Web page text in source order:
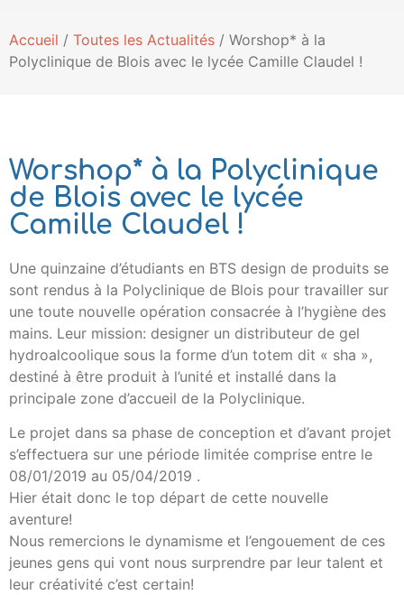
Accueil / Toutes les Actualités / Worshop* à la
Polyclinique de Blois avec le lycée Camille Claudel !
Worshop* à la Polyclinique
de Blois avec le lycée
Camille Claudel !
Une quinzaine d’étudiants en BTS design de produits se
sont rendus à la Polyclinique de Blois pour travailler sur
une toute nouvelle opération consacrée à l’hygiène des
mains. Leur mission: designer un distributeur de gel
hydroalcoolique sous la forme d’un totem dit « sha »,
destiné à être produit à l’unité et installé dans la
principale zone d’accueil de la Polyclinique.
Le projet dans sa phase de conception et d’avant projet
s’effectuera sur une période limitée comprise entre le
08/01/2019 au 05/04/2019 .
Hier était donc le top départ de cette nouvelle
aventure!
Nous remercions le dynamisme et l’engouement de ces
jeunes gens qui vont nous surprendre par leur talent et
leur créativité c’est certain!